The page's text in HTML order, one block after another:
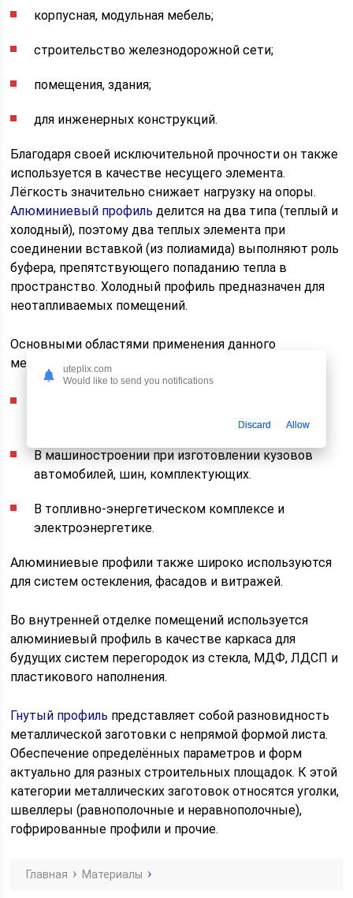
корпусная, модульная мебель;
строительство железнодорожной сети;
помещения, здания;
для инженерных конструкций.
Благодаря своей исключительной прочности он также
используется в качестве несущего элемента.
Лёгкость значительно снижает нагрузку на опоры.
Алюминиевый профиль делится на два типа (теплый и
холодный), поэтому два теплых элемента при
соединении вставкой (из полиамида) выполняют роль
буфера, препятствующего попаданию тепла в
пространство. Холодный профиль предназначен для
неотапливаемых помещений.
Основными областями применения данного
металлопроката являются:
В машиностроении при изготовлении кузовов
автомобилей, шин, комплектующих.
В топливно-энергетическом комплексе и
электроэнергетике.
Алюминиевые профили также широко используются
для систем остекления, фасадов и витражей.
Во внутренней отделке помещений используется
алюминиевый профиль в качестве каркаса для
будущих систем перегородок из стекла, МДФ, ЛДСП и
пластикового наполнения.
Гнутый профиль представляет собой разновидность
металлической заготовки с непрямой формой листа.
Обеспечение определённых параметров и форм
актуально для разных строительных площадок. К этой
категории металлических заготовок относятся уголки,
швеллеры (равнополочные и неравнополочные),
гофрированные профили и прочие.
Главная Материалы
uteplix.com
Would like to send you notifications
Discard Allow